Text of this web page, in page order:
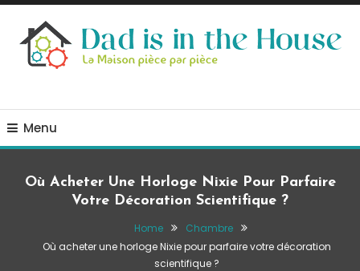
Skip
Content
Menu
Où Acheter Une Horloge Nixie Pour Parfaire
Votre Décoration Scientifique ?
Home
Chambre
Où acheter une horloge Nixie pour parfaire votre décoration
scientifique ?